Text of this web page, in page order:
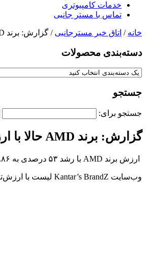
خدمات کامپیوتری
تماس با مستر جانبی
خانه / اتاق خبر مسترجانبی / گزارش: برند AMD حالا با ارزش‌تر از اینتل است
دسته‌بندی‌ محصولات
جستجو
جستجو برای:
گزارش: برند AMD حالا با ارزش‌تر از اینتل است
ارزش برند AMD با رشد ۵۳ درصدی به ۵۱.۸۶ میلیون دلار رسیده که آن را بالاتر از رقیب‌ اصلی‌اش یعنی اینتل قرار می‌دهد.
وب‌سایت Kantar’s BrandZ لیست با ارزش‌ترین برندهای جهان در سال ۲۰۲۴ را منتشر کرده که بر اساس آن ارزش برند AMD نسبت به سال گذشته میلادی رشد چشمگیری داشته است.